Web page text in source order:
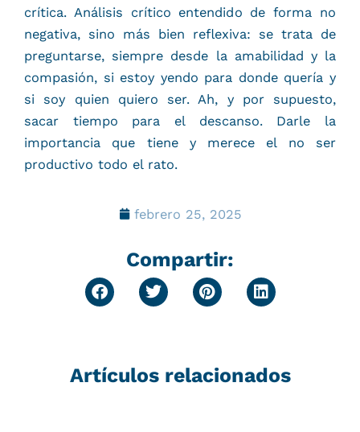
crítica. Análisis crítico entendido de forma no
negativa, sino más bien reflexiva: se trata de
preguntarse, siempre desde la amabilidad y la
compasión, si estoy yendo para donde quería y
si soy quien quiero ser. Ah, y por supuesto,
sacar tiempo para el descanso. Darle la
importancia que tiene y merece el no ser
productivo todo el rato.
febrero 25, 2025
Compartir:
Artículos relacionados